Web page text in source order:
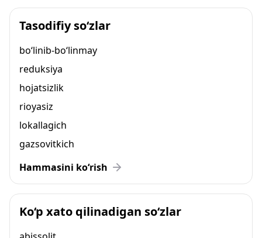
Tasodifiy so‘zlar
bo‘linib-bo‘linmay
reduksiya
hojatsizlik
rioyasiz
lokallagich
gazsovitkich
Hammasini ko‘rish
Ko‘p xato qilinadigan so‘zlar